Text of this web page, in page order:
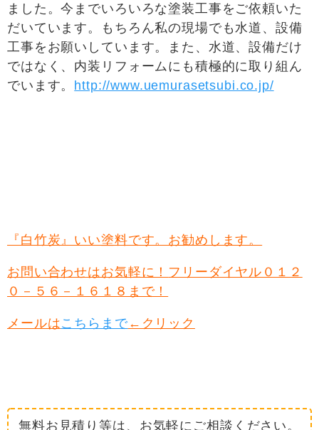
ました。今までいろいろな塗装工事をご依頼いた
だいています。もちろん私の現場でも水道、設備
工事をお願いしています。また、水道、設備だけ
ではなく、内装リフォームにも積極的に取り組ん
でいます。 http://www.uemurasetsubi.co.jp/
『白竹炭』いい塗料です。お勧めします。
お問い合わせはお気軽に！ フリーダイヤル０１２
０－５６－１６１８まで！
メールはこちらまで←クリック
無料お見積り等は、お気軽にご相談ください。